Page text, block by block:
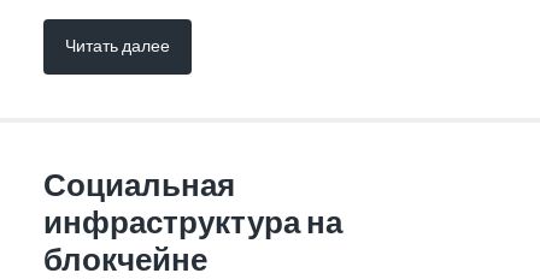
Читать далее
Социальная
инфраструктура на
блокчейне